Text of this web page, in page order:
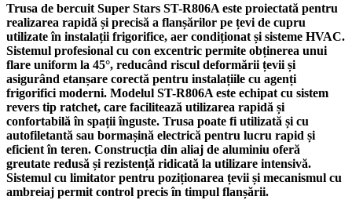
și
con
excentric
pentru
instalații
HVAC
quantity
Trusa de bercuit Super Stars ST-R806A este proiectată pentru
realizarea rapidă și precisă a flanșărilor pe țevi de cupru
utilizate în instalații frigorifice, aer condiționat și sisteme HVAC.
Sistemul profesional cu con excentric permite obținerea unui
flare uniform la 45°, reducând riscul deformării țevii și
asigurând etanșare corectă pentru instalațiile cu agenți
frigorifici moderni. Modelul ST-R806A este echipat cu sistem
revers tip ratchet, care facilitează utilizarea rapidă și
confortabilă în spații înguste. Trusa poate fi utilizată și cu
autofiletantă sau bormașină electrică pentru lucru rapid și
eficient în teren. Construcția din aliaj de aluminiu oferă
greutate redusă și rezistență ridicată la utilizare intensivă.
Sistemul cu limitator pentru poziționarea țevii și mecanismul cu
ambreiaj permit control precis în timpul flanșării.